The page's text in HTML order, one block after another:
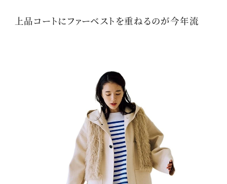
上品コートにファーベストを重ねるのが今年流